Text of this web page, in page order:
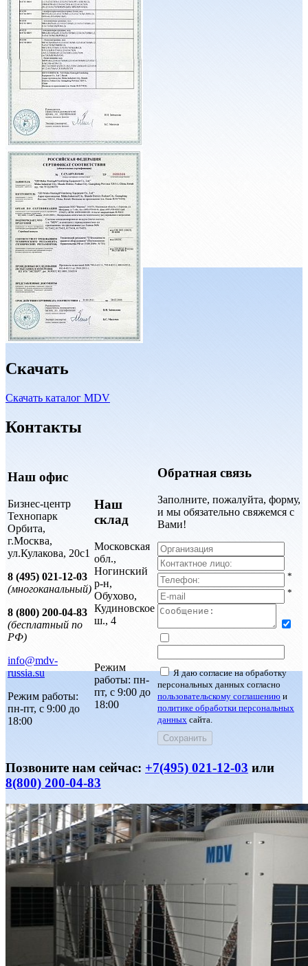
Скачать
Скачать каталог MDV
Контакты
Наш офис
Бизнес-центр
Технопарк
Орбита,
г.Москва,
ул.Кулакова, 20с1
8 (495) 021-12-03
(многоканальный)
8 (800) 200-04-83
(бесплатный по
РФ)
info@mdv-
russia.su
Режим работы:
пн-пт, с 9:00 до
18:00
Наш
склад
Московская
обл.,
Ногинский
р-н,
Обухово,
Кудиновское
ш., 4
Режим
работы: пн-
пт, с 9:00 до
18:00
Обратная связь
Заполните, пожалуйта, форму,
и мы обязательно свяжемся с
Вами!
*
*
Я даю согласие на обработку
персональных данных согласно
пользовательскому соглашению и
политике обработки персональных
данных сайта.
Позвоните нам сейчас: +7(495) 021-12-03 или
8(800) 200-04-83